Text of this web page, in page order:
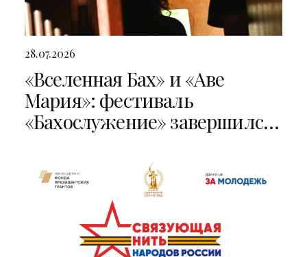
28.07.2026
«Вселенная Бах» и «Аве
Мария»: фестиваль
«Бахослужение» завершился